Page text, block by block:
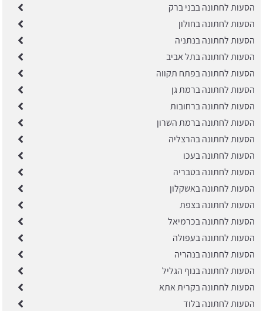
הסעות לחתונה בבני ברק
הסעות לחתונה בחולון
הסעות לחתונה בנתניה
הסעות לחתונה בתל אביב
הסעות לחתונה בפתח תקווה
הסעות לחתונה ברמת גן
הסעות לחתונה ברחובות
הסעות לחתונה ברמת השרון
הסעות לחתונה בהרצליה
הסעות לחתונה בעכו
הסעות לחתונה בטבריה
הסעות לחתונה באשקלון
הסעות לחתונה בצפת
הסעות לחתונה בכרמיאל
הסעות לחתונה בעפולה
הסעות לחתונה בנהריה
הסעות לחתונה בנוף הגליל
הסעות לחתונה בקרית אתא
הסעות לחתונה בלוד